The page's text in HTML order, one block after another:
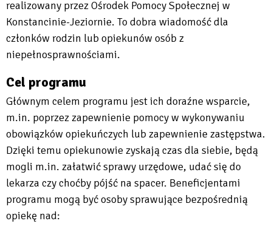
realizowany przez Ośrodek Pomocy Społecznej w
Konstancinie-Jeziornie. To dobra wiadomość dla
członków rodzin lub opiekunów osób z
niepełnosprawnościami.
Cel programu
Głównym celem programu jest ich doraźne wsparcie,
m.in. poprzez zapewnienie pomocy w wykonywaniu
obowiązków opiekuńczych lub zapewnienie zastępstwa.
Dzięki temu opiekunowie zyskają czas dla siebie, będą
mogli m.in. załatwić sprawy urzędowe, udać się do
lekarza czy choćby pójść na spacer. Beneficjentami
programu mogą być osoby sprawujące bezpośrednią
opiekę nad: